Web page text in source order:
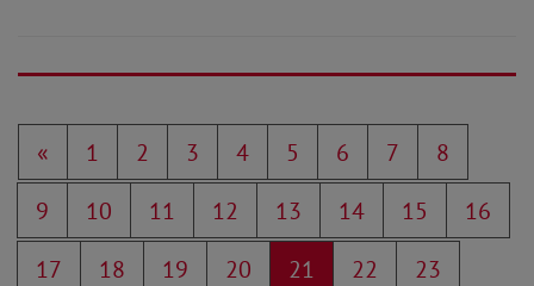
« 1 2 3 4 5 6 7
8
9
10 11 12 13 14 15
16
17
18 19 20 21 22
23